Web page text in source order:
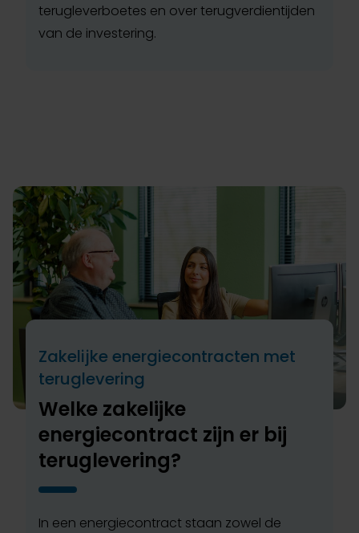
terugleverboetes en over terugverdientijden
van de investering.
Zakelijke energiecontracten met
teruglevering
Welke zakelijke
energiecontract zijn er bij
teruglevering?
In een energiecontract staan zowel de